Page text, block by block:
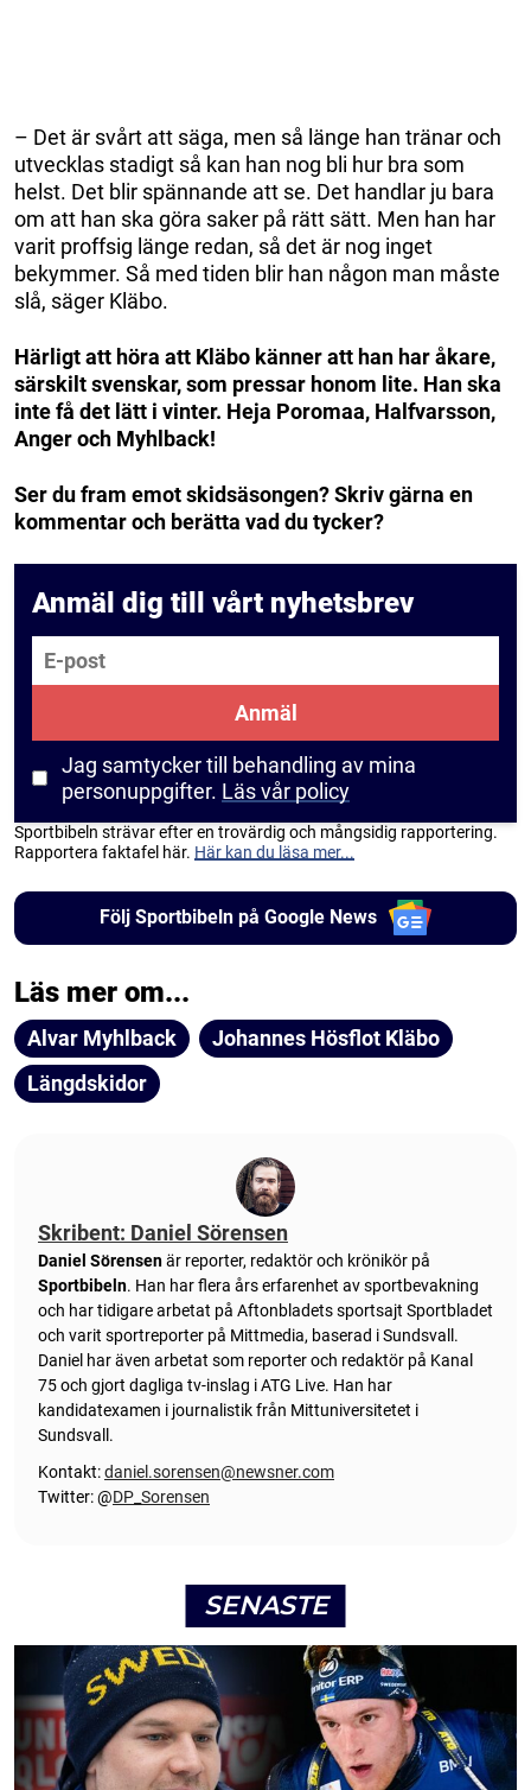
– Det är svårt att säga, men så länge han tränar och
utvecklas stadigt så kan han nog bli hur bra som
helst. Det blir spännande att se. Det handlar ju bara
om att han ska göra saker på rätt sätt. Men han har
varit proffsig länge redan, så det är nog inget
bekymmer. Så med tiden blir han någon man måste
slå, säger Kläbo.
Härligt att höra att Kläbo känner att han har åkare,
särskilt svenskar, som pressar honom lite. Han ska
inte få det lätt i vinter. Heja Poromaa, Halfvarsson,
Anger och Myhlback!
Ser du fram emot skidsäsongen? Skriv gärna en
kommentar och berätta vad du tycker?
Anmäl dig till vårt nyhetsbrev
E-post
Anmäl
Jag samtycker till behandling av mina
personuppgifter. Läs vår policy
Sportbibeln strävar efter en trovärdig och mångsidig rapportering.
Rapportera faktafel här. Här kan du läsa mer...
Följ Sportbibeln på Google News
Läs mer om...
Alvar Myhlback
Johannes Hösflot Kläbo
Längdskidor
Skribent: Daniel Sörensen
Daniel Sörensenär reporter, redaktör och krönikör på
Sportbibeln. Han har flera års erfarenhet av sportbevakning
och har tidigare arbetat på Aftonbladets sportsajt Sportbladet
och varit sportreporter på Mittmedia, baserad i Sundsvall.
Daniel har även arbetat som reporter och redaktör på Kanal
75 och gjort dagliga tv-inslag i ATG Live. Han har
kandidatexamen i journalistik från Mittuniversitetet i
Sundsvall.
Kontakt:daniel.sorensen@newsner.com
Twitter: @DP_Sorensen
SENASTE